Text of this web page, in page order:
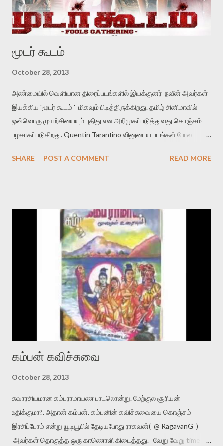
மூடர் கூடம்
October 28, 2013
அண்மையில் வெளியான திரைப்படங்களில் இயக்குனர் நவீன் அவர்கள்
இயக்கிய 'மூடர் கூடம் ' மிகவும் பிடித்திருக்கிறது. தமிழ் சினிமாவில்
ஒவ்வொரு முயற்சியையும் புதிது என அறிமுகப்படுத்துவது கொஞ்சம்
பழசாகப்படுகிறது. Quentin Tarantino வினுடைய படங்கள் போல
அறிமுகங்கள்,விளக்கங்கள் எதுவுமில்லாமல் படத்தை ஒரு முறை
சொல்லிடலாம். சந்தர்ப்ப சூழ்நிலைகளால் நாலு பேரும் சேர்ந்து
திருடப்போறாங்க.படத்தின் கதையே அவ்வளவுதான்.ஆனால் கதை
சொல்லும் விதத்தில் புதுமை செய்திருக்கிறார் நவீன். அந்த நான்கு பேரில்
இயக்குனர் நவீனும் ஒரு பாத்திரமேற்று நடித்திருக்கிறார்.படத்தில்
வருகிற அத்தனை பேரின் நடிப்பும்,Deadpan expressions உம்
பிரமாதம்.ஒவ்வொரு சிறிய கதாப்பத்திரத்துக்கும் படத்தில்
முக்கியத்துவம் உண்டு. நாய்க்கு ஒரு பாடல் கூட உண்டு. Flashback
எல்லாம் உண்டு. விலங்குக...
SHARE POST A COMMENT READ MORE
கம்பன் கவிச்சுவை
October 28, 2013
சுவாரசியமான கம்பராமாயண பாடலொன்று. மேற்குல சூரியன்
உதிக்குமா?. அதான் கம்பன். கம்பனின் கவிச்சுவையை கொஞ்சம்
இரசிப்போம் என்று யூடியூபில் தேடியபோது ராகவன்( @ RagavanG )
அவர்கள் தொகுத்த ஒரு காணொளி கிடைத்தது. வேறு வேறு time